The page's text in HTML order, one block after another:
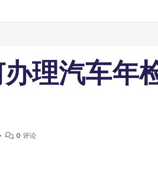
理汽车年
0 评论